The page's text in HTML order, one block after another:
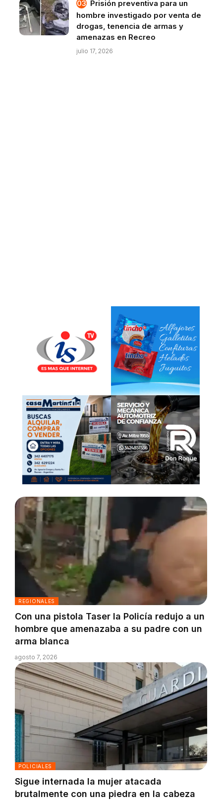
Prisión preventiva para un
hombre investigado por venta de
drogas, tenencia de armas y
amenazas en Recreo
julio 17, 2026
REGIONALES
Con una pistola Taser la Policía redujo a un
hombre que amenazaba a su padre con un
arma blanca
agosto 7, 2026
POLICIALES
Sigue internada la mujer atacada
brutalmente con una piedra en la cabeza